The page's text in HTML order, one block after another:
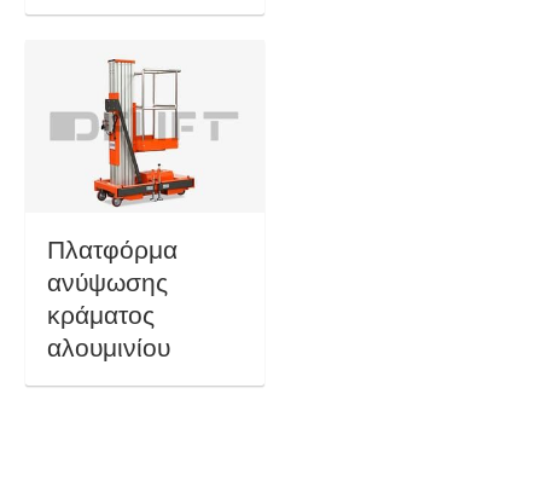
Πλατφόρμα
ανύψωσης
κράματος
αλουμινίου